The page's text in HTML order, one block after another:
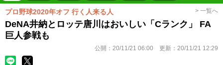
プロ野球2020年オフ 行く人来る人 > 一覧へ
DeNA井納とロッテ唐川はおいしい「Cランク」 FA
巨人参戦も
公開： 20/11/21 06:00 更新： 20/11/21 12:29